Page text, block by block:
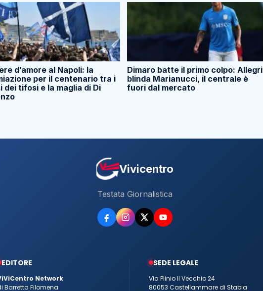
d’amore al Napoli: la
per il centenario tra i
dei tifosi e la maglia di Di
Dimaro batte il primo colpo: Allegri
blinda Marianucci, il centrale è
fuori dal mercato
Vivicentro
Testata Giornalistica
EDITORE
Network
Barretta Filomena
SEDE LEGALE
Via Plinio Il Vecchio 24
80053 Castellammare di Stabia